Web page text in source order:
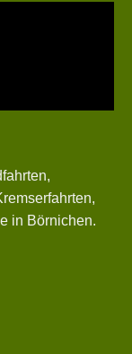
in Börnichen.